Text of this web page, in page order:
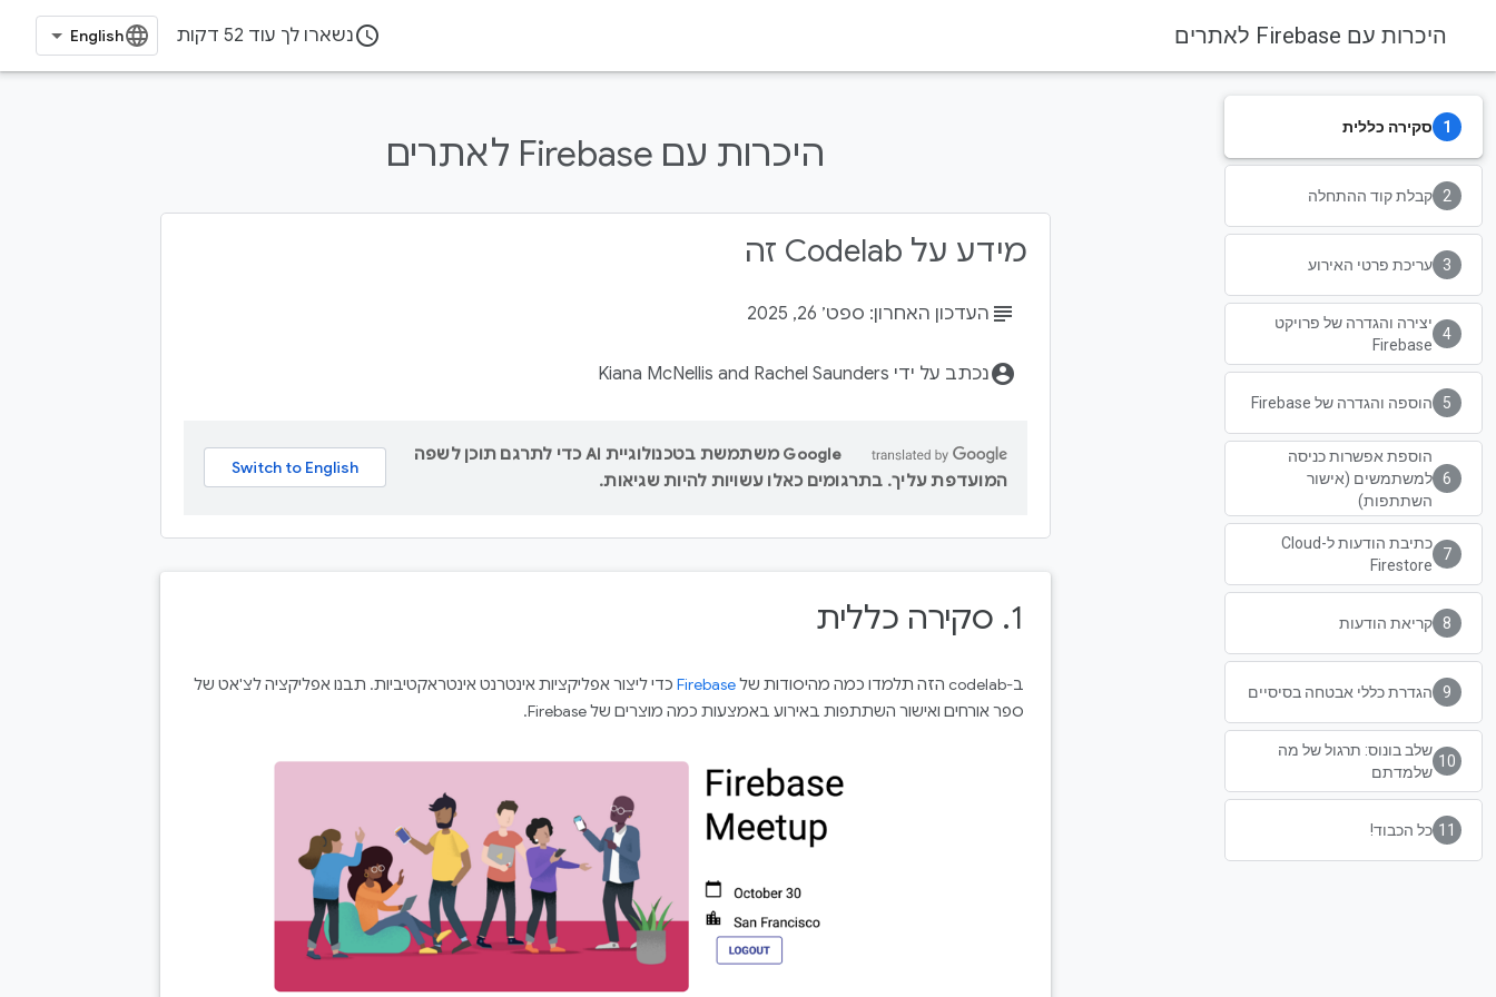
היכרות עם Firebase לאתרים access_timeנשארו לך עוד 52 דקות
סקירה כללית
קבלת קוד ההתחלה
עריכת פרטי האירוע
יצירה והגדרה של פרויקט
Firebase
הוספה והגדרה של Firebase
הוספת אפשרות כניסה
למשתמשים (אישור
השתתפות)
כתיבת הודעות ל-Cloud
Firestore
קריאת הודעות
הגדרת כללי אבטחה בסיסיים
שלב בונוס: תרגול של מה
שלמדתם
כל הכבוד!
היכרות עם Firebase לאתרים
מידע על Codelab זה
subject העדכון האחרון: ספט׳ 26, 2025
account_circleנכתב על ידי Kiana McNellis and Rachel Saunders
‫Google משתמשת בטכנולוגיית AI כדי לתרגם תוכן לשפה
המועדפת עליך. בתרגומים כאלו עשויות להיות שגיאות.
1.‏ סקירה כללית
ב-codelab הזה תלמדו כמה מהיסודות של Firebase כדי ליצור אפליקציות אינטרנט אינטראקטיביות. תבנו אפליקציה לצ'אט של
ספר אורחים ואישור השתתפות באירוע באמצעות כמה מוצרים של Firebase.